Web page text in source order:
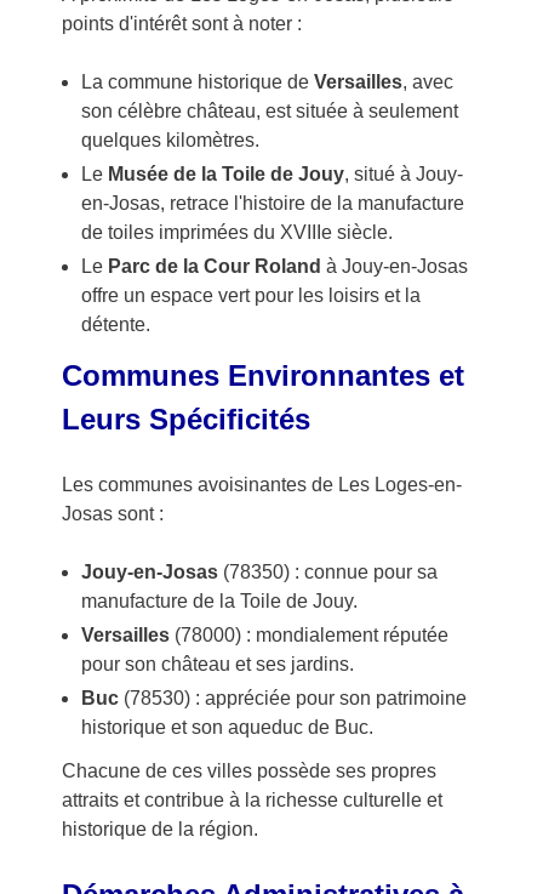
points d'intérêt sont à noter :
La commune historique de Versailles, avec
son célèbre château, est située à seulement
quelques kilomètres.
Le Musée de la Toile de Jouy, situé à Jouy-
en-Josas, retrace l'histoire de la manufacture
de toiles imprimées du XVIIIe siècle.
Le Parc de la Cour Roland à Jouy-en-Josas
offre un espace vert pour les loisirs et la
détente.
Communes Environnantes et
Leurs Spécificités
Les communes avoisinantes de Les Loges-en-
Josas sont :
Jouy-en-Josas(78350) : connue pour sa
manufacture de la Toile de Jouy.
Versailles(78000) : mondialement réputée
pour son château et ses jardins.
Buc(78530) : appréciée pour son patrimoine
historique et son aqueduc de Buc.
Chacune de ces villes possède ses propres
attraits et contribue à la richesse culturelle et
historique de la région.